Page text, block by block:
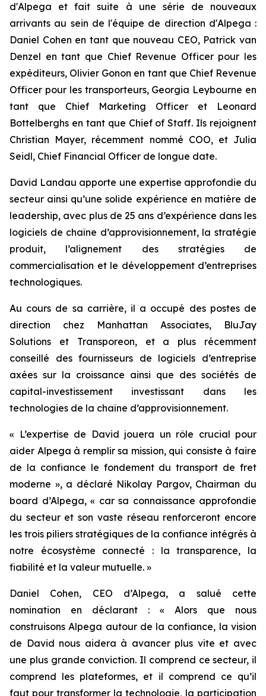
d'Alpega et fait suite à une série de nouveaux
arrivants au sein de l'équipe de direction d'Alpega :
Daniel Cohen en tant que nouveau CEO, Patrick van
Denzel en tant que Chief Revenue Officer pour les
expéditeurs, Olivier Gonon en tant que Chief Revenue
Officer pour les transporteurs, Georgia Leybourne en
tant que Chief Marketing Officer et Leonard
Bottelberghs en tant que Chief of Staff. Ils rejoignent
Christian Mayer, récemment nommé COO, et Julia
Seidl, Chief Financial Officer de longue date.
David Landau apporte une expertise approfondie du
secteur ainsi qu’une solide expérience en matière de
leadership, avec plus de 25 ans d’expérience dans les
logiciels de chaîne d’approvisionnement, la stratégie
produit, l’alignement des stratégies de
commercialisation et le développement d’entreprises
technologiques.
Au cours de sa carrière, il a occupé des postes de
direction chez Manhattan Associates, BluJay
Solutions et Transporeon, et a plus récemment
conseillé des fournisseurs de logiciels d’entreprise
axées sur la croissance ainsi que des sociétés de
capital-investissement investissant dans les
technologies de la chaîne d’approvisionnement.
« L’expertise de David jouera un rôle crucial pour
aider Alpega à remplir sa mission, qui consiste à faire
de la confiance le fondement du transport de fret
moderne », a déclaré Nikolay Pargov, Chairman du
board d’Alpega, « car sa connaissance approfondie
du secteur et son vaste réseau renforceront encore
les trois piliers stratégiques de la confiance intégrés à
notre écosystème connecté : la transparence, la
fiabilité et la valeur mutuelle. »
Daniel Cohen, CEO d’Alpega, a salué cette
nomination en déclarant : « Alors que nous
construisons Alpega autour de la confiance, la vision
de David nous aidera à avancer plus vite et avec
une plus grande conviction. Il comprend ce secteur, il
comprend les plateformes, et il comprend ce qu’il
faut pour transformer la technologie, la participation